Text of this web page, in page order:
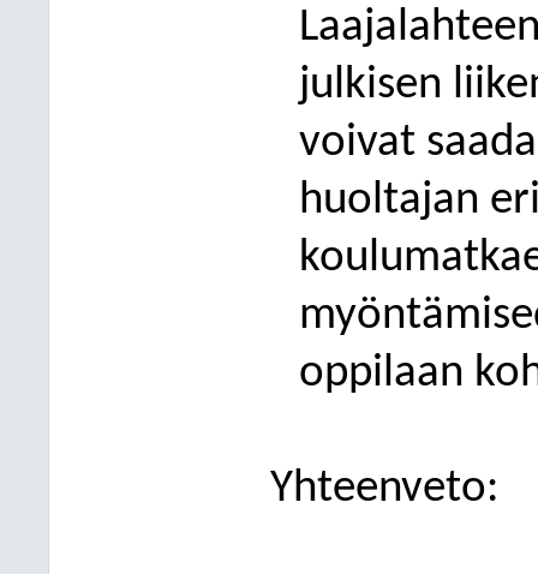
julkisen
voivat
huoltajan
oppilaan
Yhteenveto: